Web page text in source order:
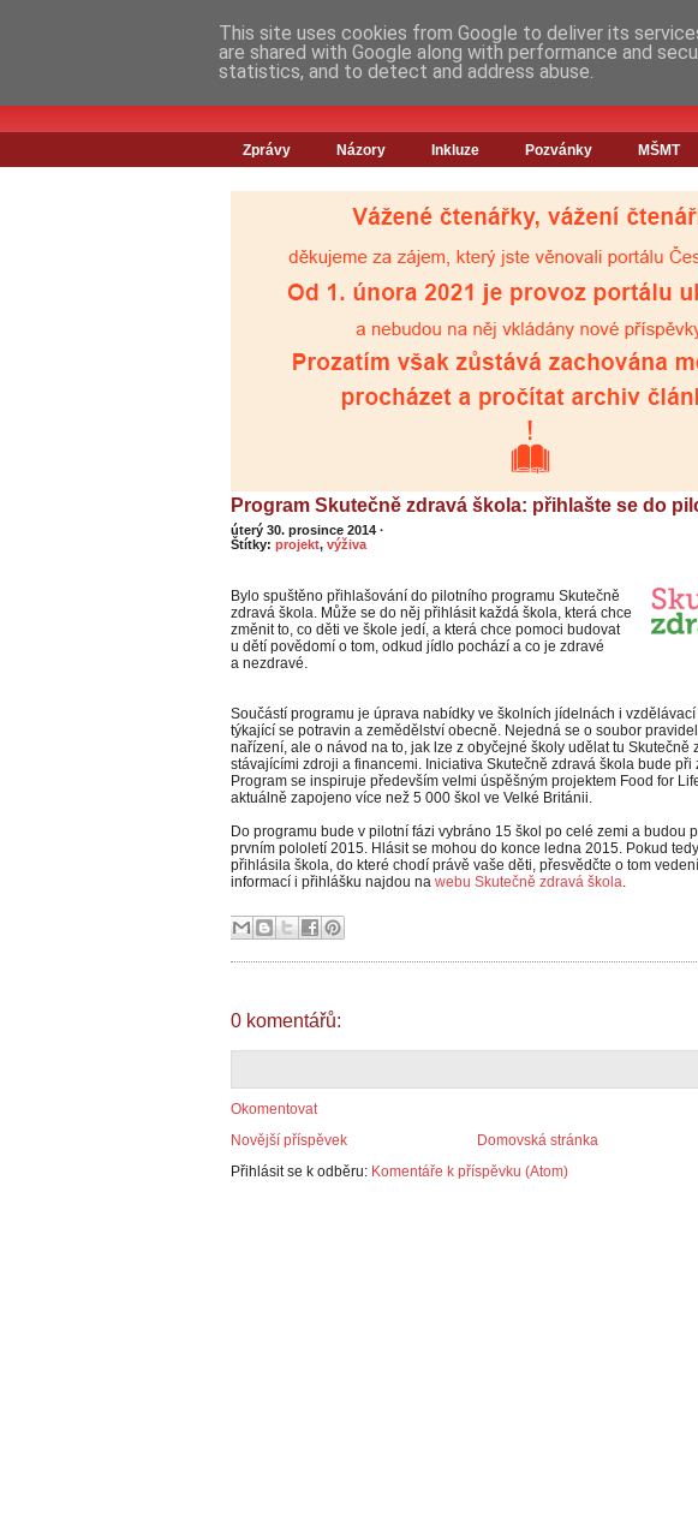
Zprávy Názory Inkluze Pozvánky MŠMT
Program Skutečně zdravá škola: přihlašte se do
úterý 30. prosince 2014 ·
Štítky: projekt, výživa
Bylo spuštěno přihlašování do pilotního programu Skutečně
zdravá škola. Může se do něj přihlásit každá škola, která chce
změnit to, co děti ve škole jedí, a která chce pomoci budovat
u dětí povědomí o tom, odkud jídlo pochází a co je zdravé
a nezdravé.
Součástí programu je úprava nabídky ve školních jídelnách i
týkající se potravin a zemědělství obecně. Nejedná se o soubor
nařízení, ale o návod na to, jak lze z obyčejné školy udělat tu Skutečně
stávajícími zdroji a financemi. Iniciativa Skutečně zdravá škola bude při
Program se inspiruje především velmi úspěšným projektem Food for
aktuálně zapojeno více než 5 000 škol ve Velké Británii.
Do programu bude v pilotní fázi vybráno 15 škol po celé zemi a budou
prvním pololetí 2015. Hlásit se mohou do konce ledna 2015. Pokud
přihlásila škola, do které chodí právě vaše děti, přesvědčte o tom
informací i přihlášku najdou na webu Skutečně zdravá škola.
0 komentářů:
Okomentovat
Novější příspěvek
Domovská stránka
Přihlásit se k odběru: Komentáře k příspěvku (Atom)
This site uses cookies from Google to deliver its
are shared with Google along with performance and
statistics, and to detect and address abuse.